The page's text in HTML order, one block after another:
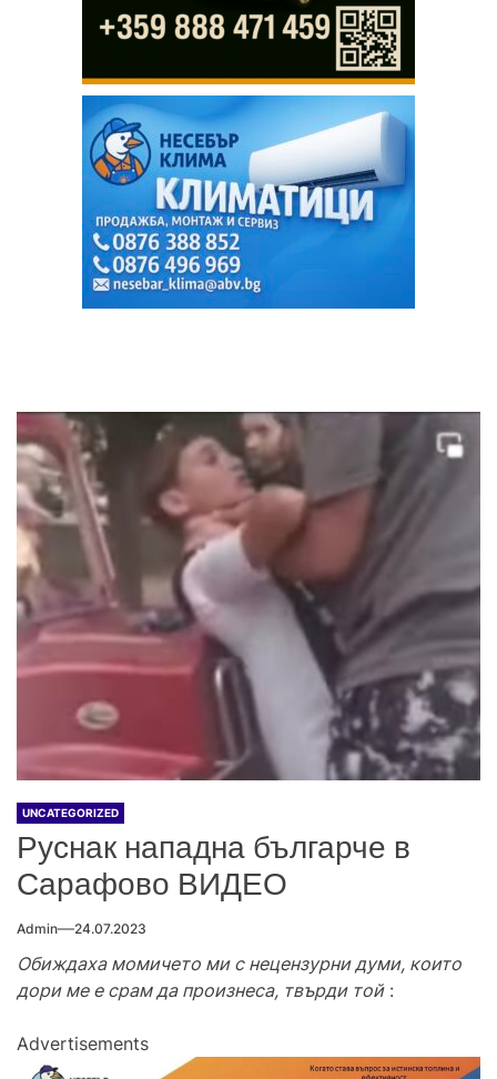
UNCATEGORIZED
Руснак нападна българче в
Сарафово ВИДЕО
Admin 24.07.2023
Обиждаха момичето ми с нецензурни думи, които
дори ме е срам да произнеса, твърди той:
Advertisements